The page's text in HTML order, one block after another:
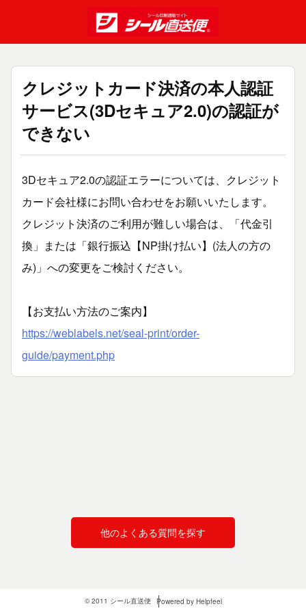
クレジットカード決済の本人認証
サービス(3Dセキュア2.0)の認証が
できない
3Dセキュア2.0の認証エラーについては、クレジット
カード会社様にお問い合わせをお願いいたします。
クレジット決済のご利用が難しい場合は、「代金引
換」または「銀行振込【NP掛け払い】(法人の方の
み)」への変更をご検討ください。
【お支払い方法のご案内】
https://weblabels.net/seal-print/order-
guide/payment.php
他のよくある質問を探す
© 2011 シール直送便 Powered by Helpfeel